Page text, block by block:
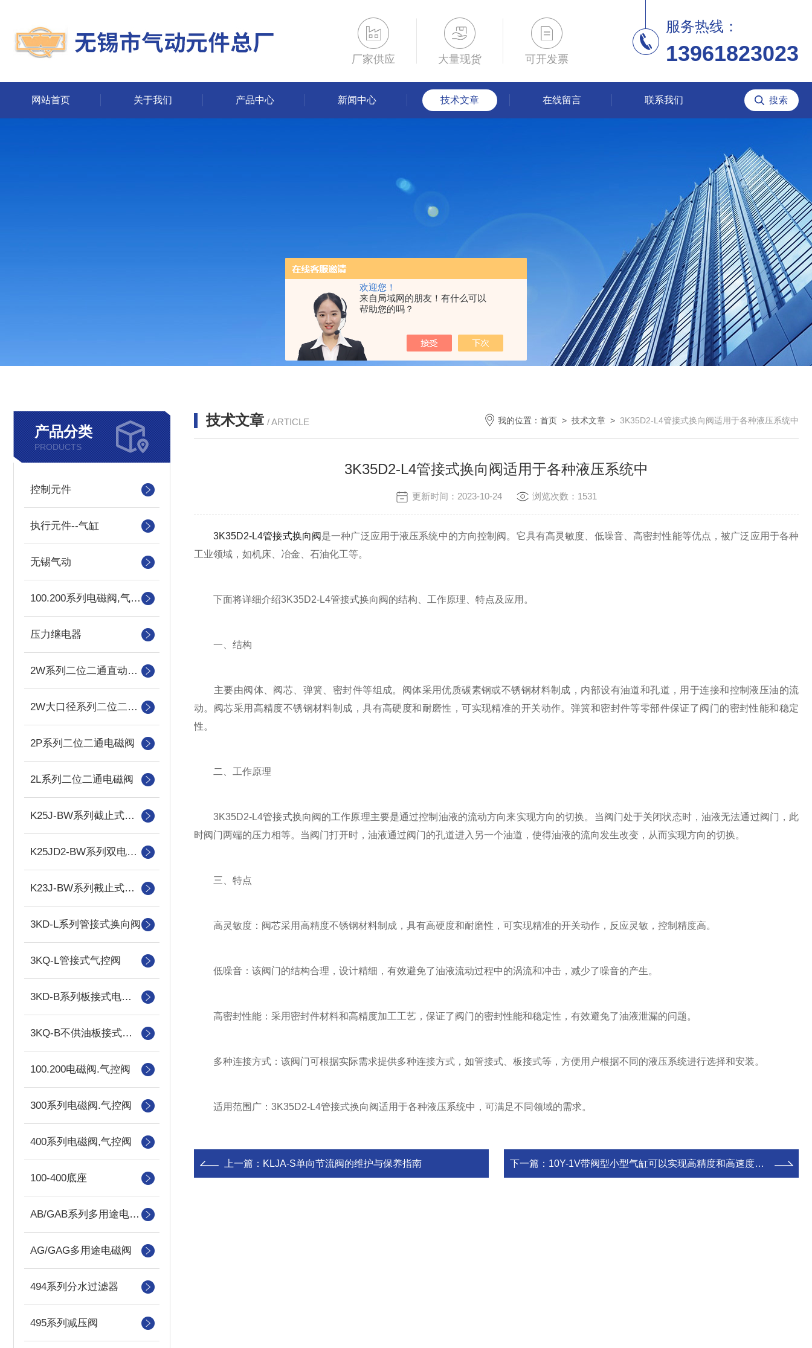
欢迎您！
来自局域网的朋友！有什么可以
帮助您的吗？
厂家供应 大量现货 可开发票
服务热线：
13961823023
网站首页 关于我们 产品中心 新闻中心 技术文章 在线留言 联系我们
产品分类
PRODUCTS
控制元件
执行元件--气缸
无锡气动
100.200系列电磁阀,气控阀
压力继电器
2W系列二位二通直动式电磁阀
2W大口径系列二位二通直动式电磁阀
2P系列二位二通电磁阀
2L系列二位二通电磁阀
K25J-BW系列截止式换向阀
K25JD2-BW系列双电控电磁阀
K23J-BW系列截止式换向阀
3KD-L系列管接式换向阀
3KQ-L管接式气控阀
3KD-B系列板接式电控换向阀
3KQ-B不供油板接式气控换向阀
100.200电磁阀.气控阀
300系列电磁阀.气控阀
400系列电磁阀,气控阀
100-400底座
AB/GAB系列多用途电磁阀
AG/GAG多用途电磁阀
494系列分水过滤器
495系列减压阀
技术文章 / ARTICLE 我的位置： 首页 > 技术文章 > 3K35D2-L4管接式换向阀适用于各种液压系统中
3K35D2-L4管接式换向阀适用于各种液压系统中
更新时间：2023-10-24 浏览次数：1531
3K35D2-L4管接式换向阀是一种广泛应用于液压系统中的方向控制阀。它具有高灵敏度、低噪音、高密封性能等优点，被广泛应用于各种
工业领域，如机床、冶金、石油化工等。
下面将详细介绍3K35D2-L4管接式换向阀的结构、工作原理、特点及应用。
一、结构
主要由阀体、阀芯、弹簧、密封件等组成。阀体采用优质碳素钢或不锈钢材料制成，内部设有油道和孔道，用于连接和控制液压油的流
动。阀芯采用高精度不锈钢材料制成，具有高硬度和耐磨性，可实现精准的开关动作。弹簧和密封件等零部件保证了阀门的密封性能和稳定
性。
二、工作原理
3K35D2-L4管接式换向阀的工作原理主要是通过控制油液的流动方向来实现方向的切换。当阀门处于关闭状态时，油液无法通过阀门，此
时阀门两端的压力相等。当阀门打开时，油液通过阀门的孔道进入另一个油道，使得油液的流向发生改变，从而实现方向的切换。
三、特点
高灵敏度：阀芯采用高精度不锈钢材料制成，具有高硬度和耐磨性，可实现精准的开关动作，反应灵敏，控制精度高。
低噪音：该阀门的结构合理，设计精细，有效避免了油液流动过程中的涡流和冲击，减少了噪音的产生。
高密封性能：采用密封件材料和高精度加工工艺，保证了阀门的密封性能和稳定性，有效避免了油液泄漏的问题。
多种连接方式：该阀门可根据实际需求提供多种连接方式，如管接式、板接式等，方便用户根据不同的液压系统进行选择和安装。
适用范围广：3K35D2-L4管接式换向阀适用于各种液压系统中，可满足不同领域的需求。
上一篇： KLJA-S单向节流阀的维护与保养指南 下一篇： 10Y-1V带阀型小型气缸可以实现高精度和高速度的控制